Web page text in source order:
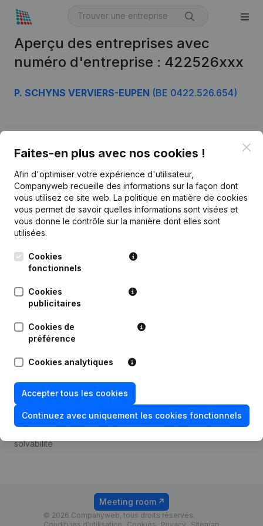
Aperçu des entreprises avec
numéro d'entreprise : 422526xxx
P. SCHYNS VERVIERS-EUPEN (BE 0422.526.654)
Faites-en plus avec nos cookies !
Afin d'optimiser votre expérience d'utilisateur,
Companyweb recueille des informations sur la façon dont
vous utilisez ce site web. La politique en matière de cookies
vous permet de savoir quelles informations sont visées et
vous donne le contrôle sur la manière dont elles sont
utilisées.
Cookies
fonctionnels
Cookies
publicitaires
Cookies de
préférence
Cookies analytiques
Accepter tous les cookies
Continuez avec uniquement les cookies fonctionnels
Français
Kantorenpark Everest
Leuvensesteenweg
1800 Vilvoorde
Informations d’entreprise
Monitoring
Recherche internationale
Prospection
Compliance et prévention
de la fraude
Consulter des comptes
Recherche de numéro de
TVA
solvabilité
Tarifs
© 2026 Companyweb, tous droits réservés.
Meeting room